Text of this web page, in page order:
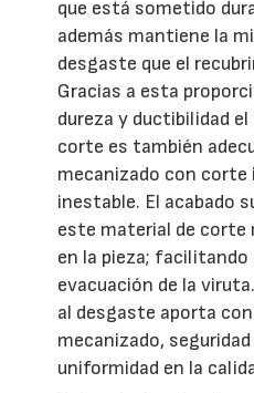
que está sometido
además mantiene la
desgaste que el
Gracias a esta
dureza y ductibilidad
corte es también
mecanizado con corte
inestable. El acabado
este material de corte
en la pieza; facilitando
evacuación de la
al desgaste aporta
mecanizado,
uniformidad en la